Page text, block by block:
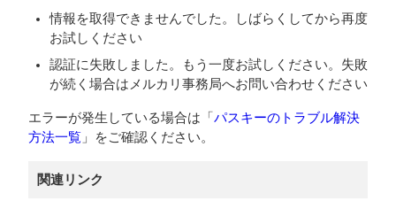
情報を取得できませんでした。しばらくしてから再度
お試しください
認証に失敗しました。もう一度お試しください。失敗
が続く場合はメルカリ事務局へお問い合わせください
エラーが発生している場合は「 パスキーのトラブル解決
方法一覧 」をご確認ください。
関連リンク